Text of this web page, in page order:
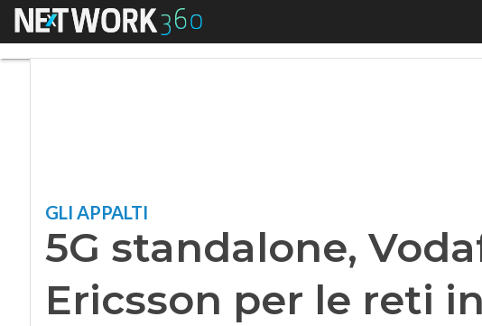
Menu
GLI APPALTI
5G standalone,
Ericsson per le reti